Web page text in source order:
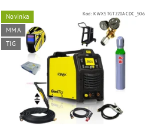
Novinka
MMA
TIG
Kód:KWXSTGT220ACDC_S06